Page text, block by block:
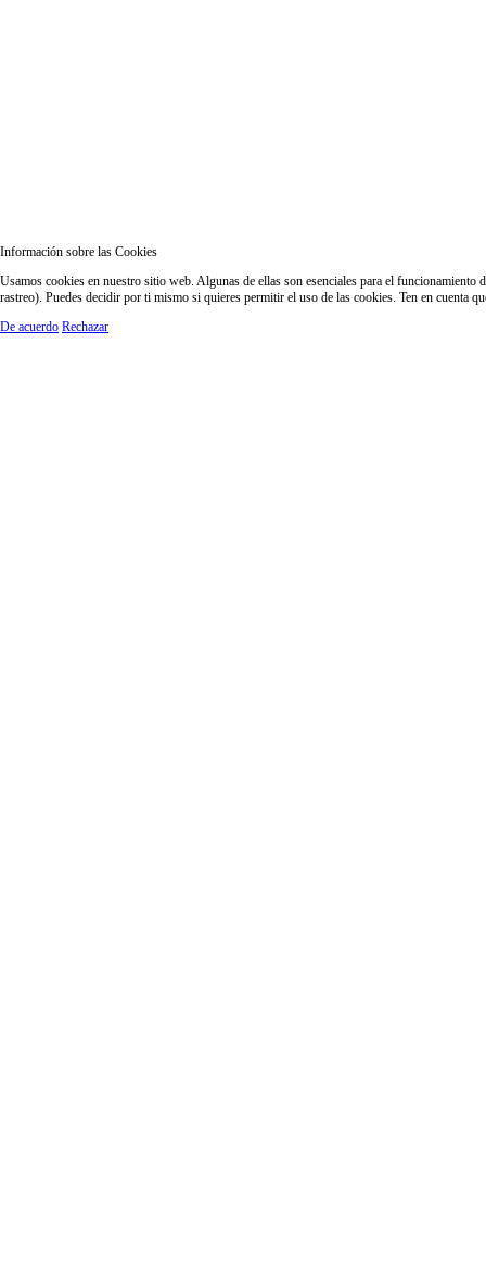
Información sobre las Cookies
Usamos cookies en nuestro sitio web. Algunas de ellas son esenciales para el
rastreo). Puedes decidir por ti mismo si quieres permitir el uso de las cookies. Ten en cuenta
De acuerdo Rechazar